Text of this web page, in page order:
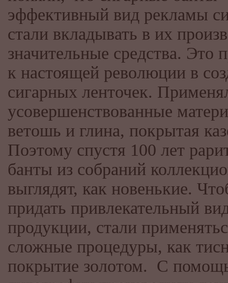
эффективный вид рекламы
стали вкладывать в их
значительные средства. Это
к настоящей революции в
сигарных ленточек.
усовершенствованные
ветошь и глина, покрытая
Поэтому спустя 100 лет
банты из собраний
выглядят, как новенькие.
придать привлекательный
продукции, стали
сложные процедуры, как
покрытие золотом. С